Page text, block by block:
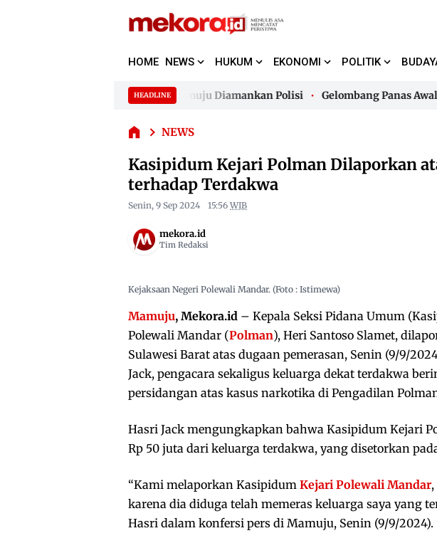
HOME NEWS HUKUM EKONOMI POLITIK
HEADLINE
ATM Bayar Parkir, Jukir di Mamuju Diamankan Polisi Gelombang Panas Awal
ATM Bayar Parkir, Jukir di Mamuju Diamankan Polisi Gelombang Panas Awal
NEWS
Kejari
Polman
atas
Pemerasan
terhadap
Terdakwa
Kasipidum Kejari Polman Dilaporkan
terhadap Terdakwa
Senin, 9 Sep 2024 15:56 WIB
mekora.id
Tim Redaksi
Kejaksaan Negeri Polewali Mandar. (Foto : Istimewa)
Mamuju, Mekora.id – Kepala Seksi Pidana Umum
Polewali Mandar (Polman), Heri Santoso Slamet,
Sulawesi Barat atas dugaan pemerasan, Senin (9/9/
Jack, pengacara sekaligus keluarga dekat terdakwa
persidangan atas kasus narkotika di Pengadilan
Hasri Jack mengungkapkan bahwa Kasipidum Kejari
Rp 50 juta dari keluarga terdakwa, yang disetorkan
“Kami melaporkan Kasipidum Kejari Polewali Mandar,
karena dia diduga telah memeras keluarga saya yang
Hasri dalam konfersi pers di Mamuju, Senin (9/9/2024).